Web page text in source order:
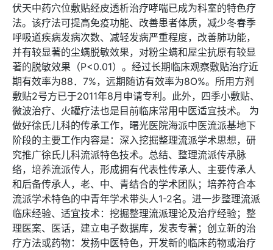
伏天中药穴位敷贴经皮透析治疗哮喘已成为科室的特色疗
法。该疗法可提高免疫功能、改善患者体质，减少冬春季
呼吸道疾病发病次数、减轻发病严重程度，改善肺功能，
并有较显著的尘螨脱敏效果，对粉尘螨和屋尘抗原有较显
著的脱敏效果（P<0.01）。经过长期临床观察敷贴治疗近
期有效率为88．7%，远期随访有效率为8O%。所用方剂
敷贴2号方已于2011年8月申请专利。此外，四季小敷贴、
微波治疗、火罐疗法也是目前临床常用中医适宜技术。 为
做好徐氏儿科的传承工作，曙光医院海派中医流派基地下
阶段的主要工作内容是：深入挖掘整理流派学术思想，研
究推广徐氏儿科流派特色技术。总结、整理流派传承脉
络，培养流派传人，形成拥有代表性传承人、主要传承人
和后备传承人，老、中、青结合的学术团队；培养符合本
流派学术特色的中青年学术带头人1-2名。进一步整理流派
临床经验、适宜技术：挖掘整理流派理论及治疗经验；整
理医案、医话，建立电子数据库，发表专著；创立新的治
疗方法或药物：发扬中医特色，开发新的临床药物或治疗